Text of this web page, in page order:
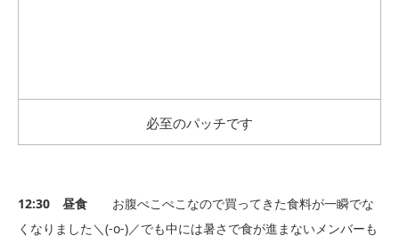
必至のパッチです
12:30 昼食 お腹ぺこぺこなので買ってきた食料が一瞬でな
くなりました＼(-o-)／でも中には暑さで食が進まないメンバーも